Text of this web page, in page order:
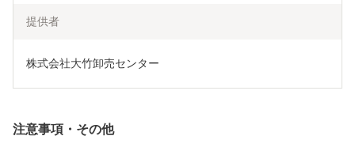
提供者
株式会社大竹卸売センター
注意事項・その他